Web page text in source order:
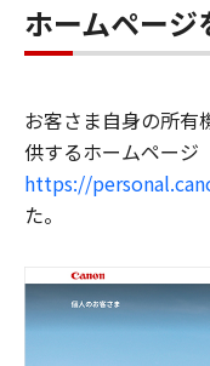
ホームペー
お客さま自身の所有
供するホームページ
https://
た。